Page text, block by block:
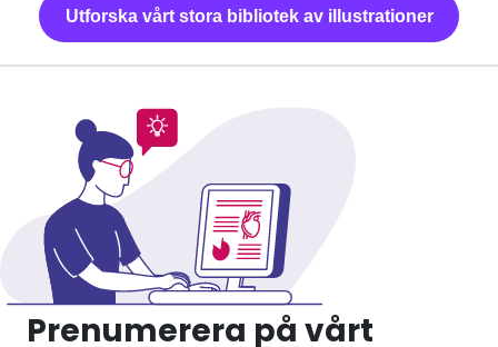
Utforska vårt stora bibliotek av illustrationer
Prenumerera på vårt